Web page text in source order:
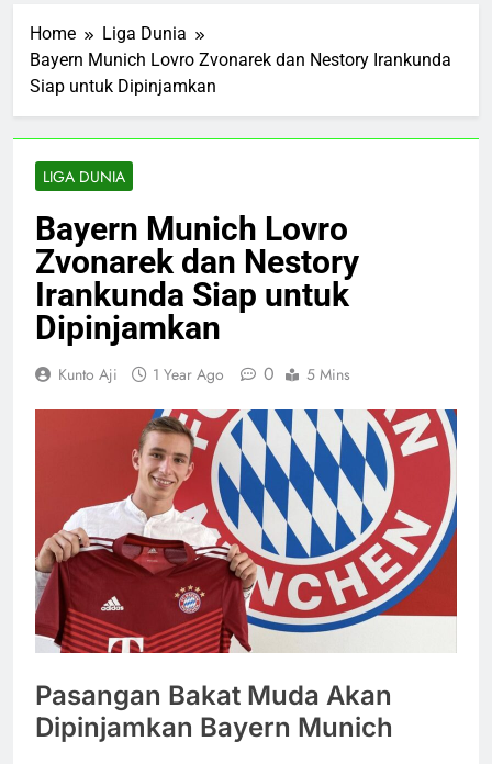
Home
Liga Dunia
Bayern Munich Lovro Zvonarek dan Nestory Irankunda
Siap untuk Dipinjamkan
LIGA DUNIA
Bayern Munich Lovro
Zvonarek dan Nestory
Irankunda Siap untuk
Dipinjamkan
Kunto Aji 1 Year Ago 0 5 Mins
Pasangan Bakat Muda Akan
Dipinjamkan Bayern Munich